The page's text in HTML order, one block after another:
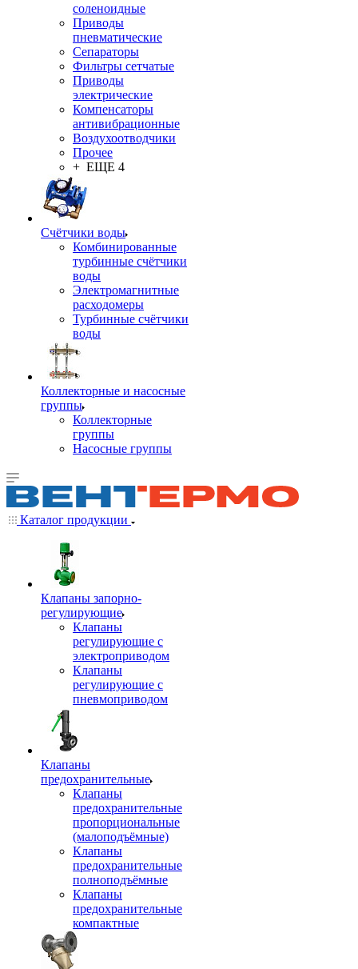
соленоидные
Приводы
пневматические
Сепараторы
Фильтры сетчатые
Приводы
электрические
Компенсаторы
антивибрационные
Воздухоотводчики
Прочее
+ ЕЩЕ 4
Счётчики воды
Комбинированные
турбинные счётчики
воды
Электромагнитные
расходомеры
Турбинные счётчики
воды
Коллекторные и насосные
группы
Коллекторные
группы
Насосные группы
Каталог продукции
Клапаны запорно-
регулирующие
Клапаны
регулирующие с
электроприводом
Клапаны
регулирующие с
пневмоприводом
Клапаны
предохранительные
Клапаны
предохранительные
пропорциональные
(малоподъёмные)
Клапаны
предохранительные
полноподъёмные
Клапаны
предохранительные
компактные